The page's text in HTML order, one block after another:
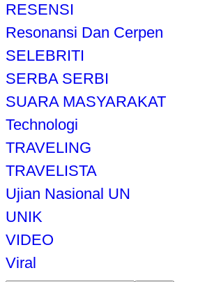
RESENSI
Resonansi Dan Cerpen
SELEBRITI
SERBA SERBI
SUARA MASYARAKAT
Technologi
TRAVELING
TRAVELISTA
Ujian Nasional UN
UNIK
VIDEO
Viral